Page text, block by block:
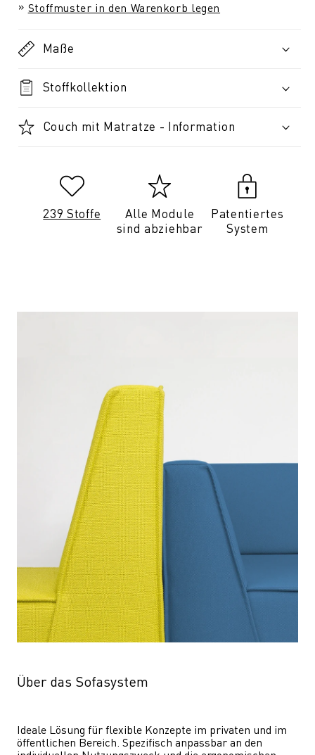
Stoffmuster in den Warenkorb legen
Maße
Stoffkollektion
Couch mit Matratze - Information
239 Stoffe
Alle Module
sind abziehbar
Patentiertes
System
Über das Sofasystem
Ideale Lösung für flexible Konzepte im privaten und im
öffentlichen Bereich. Spezifisch anpassbar an den